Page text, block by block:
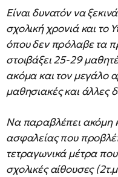
Είναι δυνατόν να
σχολική χρονιά και το
όπου δεν πρόλαβε τα
στοιβάξει 25-29
ακόμα και τον μεγάλο
μαθησιακές και άλλες
Να παραβλέπει ακόμη
ασφαλείας που
τετραγωνικά μέτρα
σχολικές αίθουσες